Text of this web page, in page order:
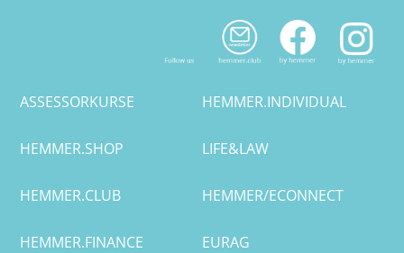
ASSESSORKURSE HEMMER.INDIVIDUAL
HEMMER.SHOP LIFE&LAW
HEMMER.CLUB HEMMER/ECONNECT
HEMMER.FINANCE EURAG